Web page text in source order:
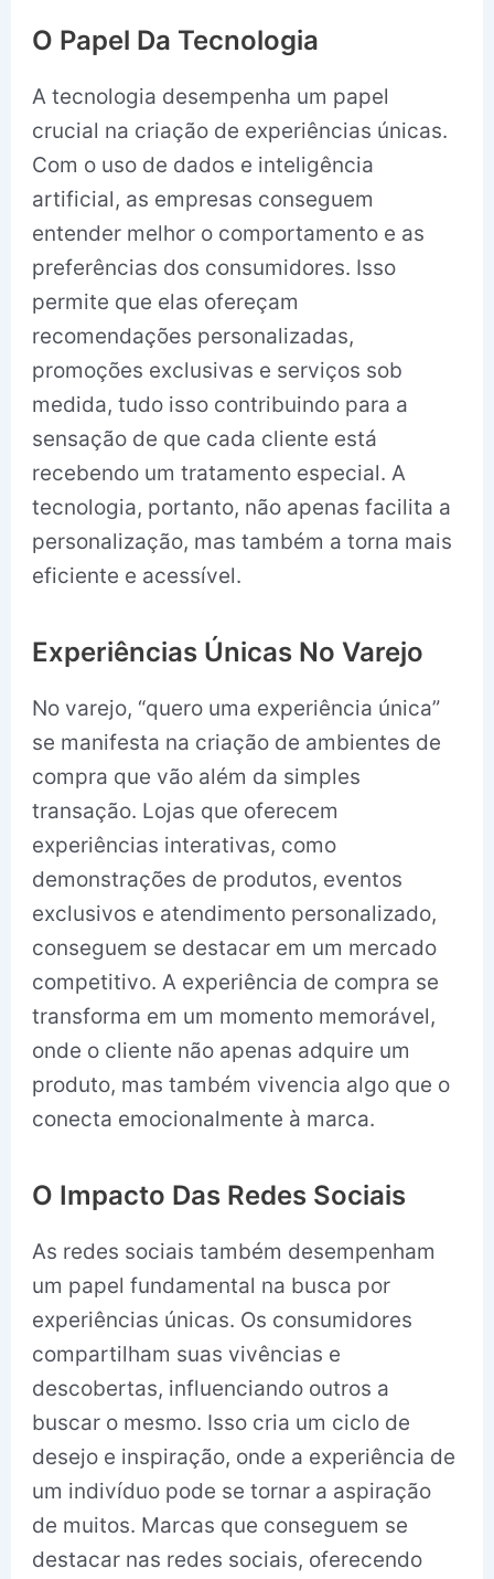
O Papel Da Tecnologia
A tecnologia desempenha um papel
crucial na criação de experiências únicas.
Com o uso de dados e inteligência
artificial, as empresas conseguem
entender melhor o comportamento e as
preferências dos consumidores. Isso
permite que elas ofereçam
recomendações personalizadas,
promoções exclusivas e serviços sob
medida, tudo isso contribuindo para a
sensação de que cada cliente está
recebendo um tratamento especial. A
tecnologia, portanto, não apenas facilita a
personalização, mas também a torna mais
eficiente e acessível.
Experiências Únicas No Varejo
No varejo, “quero uma experiência única”
se manifesta na criação de ambientes de
compra que vão além da simples
transação. Lojas que oferecem
experiências interativas, como
demonstrações de produtos, eventos
exclusivos e atendimento personalizado,
conseguem se destacar em um mercado
competitivo. A experiência de compra se
transforma em um momento memorável,
onde o cliente não apenas adquire um
produto, mas também vivencia algo que o
conecta emocionalmente à marca.
O Impacto Das Redes Sociais
As redes sociais também desempenham
um papel fundamental na busca por
experiências únicas. Os consumidores
compartilham suas vivências e
descobertas, influenciando outros a
buscar o mesmo. Isso cria um ciclo de
desejo e inspiração, onde a experiência de
um indivíduo pode se tornar a aspiração
de muitos. Marcas que conseguem se
destacar nas redes sociais, oferecendo